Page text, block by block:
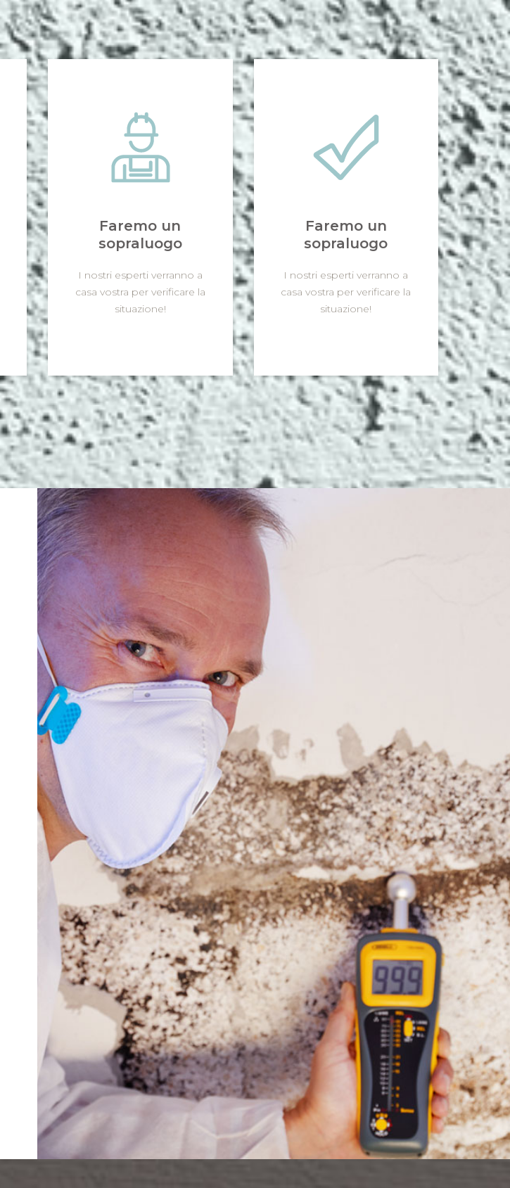
Faremo un
sopraluogo
I nostri esperti verranno a
casa vostra per verificare la
situazione!
Faremo un
sopraluogo
I nostri esperti verranno a
casa vostra per verificare la
situazione!